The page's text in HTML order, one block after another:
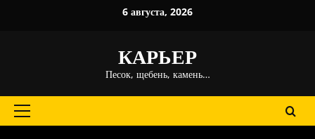
6 августа, 2026
КАРЬЕР
Песок, щебень, камень…
Основное